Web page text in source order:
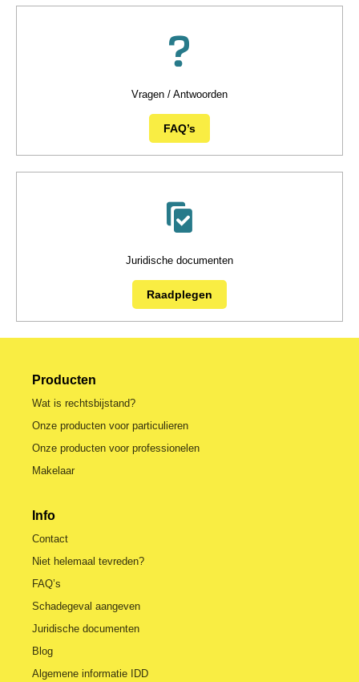
Vragen / Antwoorden
FAQ’s
Juridische documenten
Raadplegen
Producten
Wat is rechtsbijstand?
Onze producten voor particulieren
Onze producten voor professionelen
Makelaar
Info
Contact
Niet helemaal tevreden?
FAQ’s
Schadegeval aangeven
Juridische documenten
Blog
Algemene informatie IDD